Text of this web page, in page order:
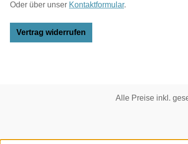
Oder über unser Kontaktformular.
Vertrag widerrufen
Alle Preise inkl.